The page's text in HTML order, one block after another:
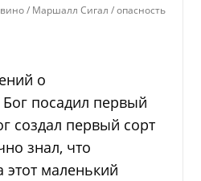
вино / Маршалл Сигал / опасность
о
посадил первый
создал первый сорт
знал, что
этот маленький